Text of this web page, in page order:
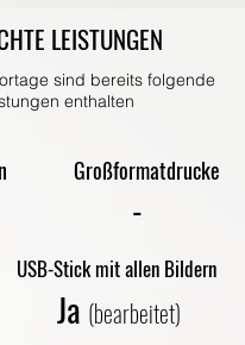
LEISTUNGEN
sind bereits folgende
enthalten
Großformatdrucke
-
USB-Stick mit allen Bildern
Ja (bearbeitet)